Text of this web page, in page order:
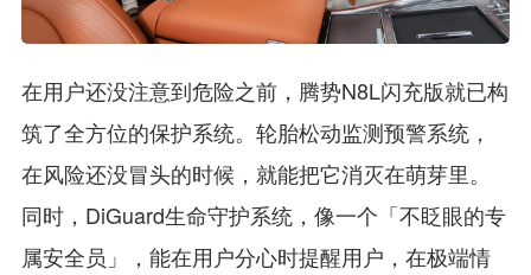
在用户还没注意到危险之前，腾势N8L闪充版就已构
筑了全方位的保护系统。轮胎松动监测预警系统，
在风险还没冒头的时候，就能把它消灭在萌芽里。
同时，DiGuard生命守护系统，像一个「不眨眼的专
属安全员」，能在用户分心时提醒用户，在极端情